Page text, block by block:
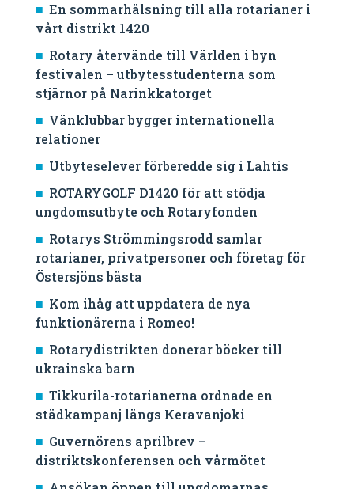
En sommarhälsning till alla rotarianer i
vårt distrikt 1420
Rotary återvände till Världen i byn
festivalen – utbytesstudenterna som
stjärnor på Narinkkatorget
Vänklubbar bygger internationella
relationer
Utbyteselever förberedde sig i Lahtis
ROTARYGOLF D1420 för att stödja
ungdomsutbyte och Rotaryfonden
Rotarys Strömmingsrodd samlar
rotarianer, privatpersoner och företag för
Östersjöns bästa
Kom ihåg att uppdatera de nya
funktionärerna i Romeo!
Rotarydistrikten donerar böcker till
ukrainska barn
Tikkurila-rotarianerna ordnade en
städkampanj längs Keravanjoki
Guvernörens aprilbrev –
distriktskonferensen och vårmötet